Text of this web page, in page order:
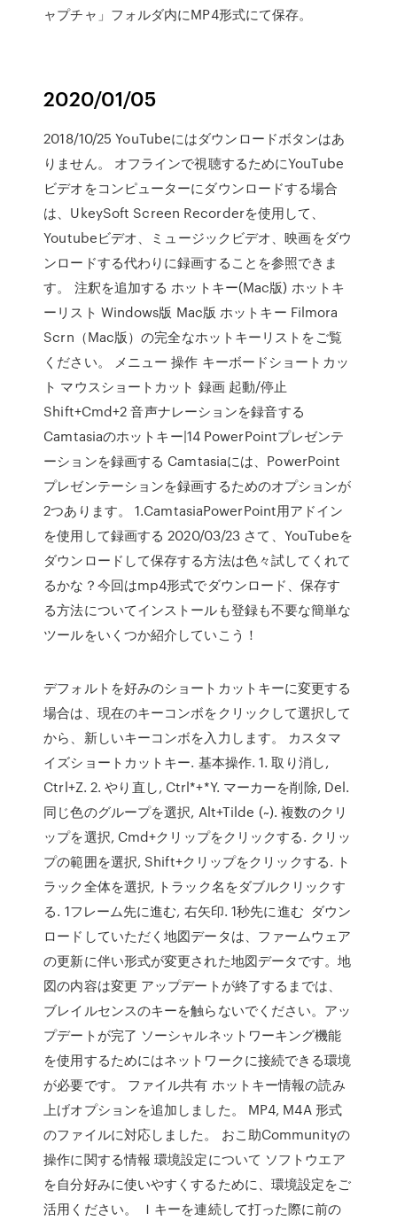
ャプチャ」フォルダ内にMP4形式にて保存。
2020/01/05
2018/10/25 YouTubeにはダウンロードボタンはあ
りません。 オフラインで視聴するためにYouTube
ビデオをコンピューターにダウンロードする場合
は、UkeySoft Screen Recorderを使用して、
Youtubeビデオ、ミュージックビデオ、映画をダウ
ンロードする代わりに録画することを参照できま
す。 注釈を追加する ホットキー(Mac版) ホットキ
ーリスト Windows版 Mac版 ホットキー Filmora
Scrn（Mac版）の完全なホットキーリストをご覧
ください。 メニュー 操作 キーボードショートカッ
ト マウスショートカット 録画 起動/停止
Shift+Cmd+2 音声ナレーションを録音する
Camtasiaのホットキー|14 PowerPointプレゼンテ
ーションを録画する Camtasiaには、PowerPoint
プレゼンテーションを録画するためのオプションが
2つあります。 1.CamtasiaPowerPoint用アドイン
を使用して録画する 2020/03/23 さて、YouTubeを
ダウンロードして保存する方法は色々試してくれて
るかな？今回はmp4形式でダウンロード、保存す
る方法についてインストールも登録も不要な簡単な
ツールをいくつか紹介していこう！
デフォルトを好みのショートカットキーに変更する
場合は、現在のキーコンボをクリックして選択して
から、新しいキーコンボを入力します。 カスタマ
イズショートカットキー. 基本操作. 1. 取り消し,
Ctrl+Z. 2. やり直し, Ctrl*+*Y. マーカーを削除, Del.
同じ色のグループを選択, Alt+Tilde (~). 複数のクリ
ップを選択, Cmd+クリップをクリックする. クリッ
プの範囲を選択, Shift+クリップをクリックする. ト
ラック全体を選択, トラック名をダブルクリックす
る. 1フレーム先に進む, 右矢印. 1秒先に進む ダウン
ロードしていただく地図データは、ファームウェア
の更新に伴い形式が変更された地図データです。地
図の内容は変更 アップデートが終了するまでは、
ブレイルセンスのキーを触らないでください。アッ
プデートが完了 ソーシャルネットワーキング機能
を使用するためにはネットワークに接続できる環境
が必要です。 ファイル共有 ホットキー情報の読み
上げオプションを追加しました。 MP4, M4A 形式
のファイルに対応しました。 おこ助Communityの
操作に関する情報 環境設定について ソフトウエア
を自分好みに使いやすくするために、環境設定をご
活用ください。 Ｉキーを連続して打った際に前の